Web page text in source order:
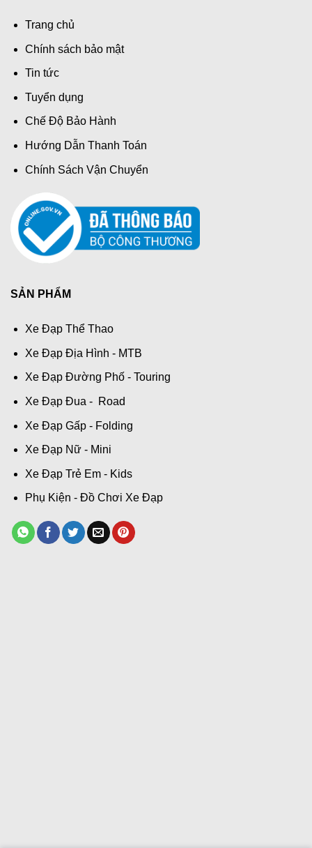
Trang chủ
Chính sách bảo mật
Tin tức
Tuyển dụng
Chế Độ Bảo Hành
Hướng Dẫn Thanh Toán
Chính Sách Vận Chuyển
SẢN PHẨM
Xe Đạp Thể Thao
Xe Đạp Địa Hình - MTB
Xe Đạp Đường Phố - Touring
Xe Đạp Đua - Road
Xe Đạp Gấp - Folding
Xe Đạp Nữ - Mini
Xe Đạp Trẻ Em - Kids
Phụ Kiện - Đồ Chơi Xe Đạp